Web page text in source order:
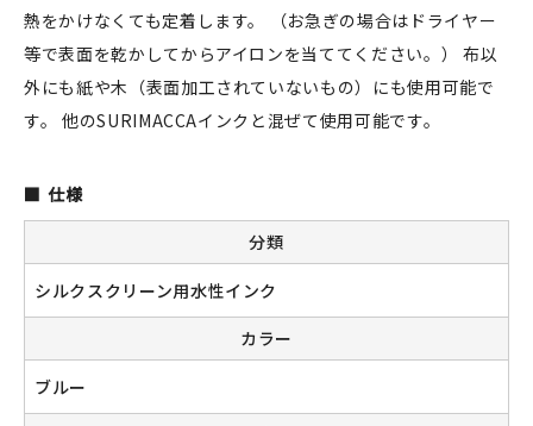
新規会員登録
カートを見る
お買い物ガイド
よくある質問
熱をかけなくても定着します。 （お急ぎの場合はドライヤー
等で表面を乾かしてからアイロンを当ててください。） 布以
外にも紙や木（表面加工されていないもの）にも使用可能で
す。 他のSURIMACCAインクと混ぜて使用可能です。
仕様
分類
シルクスクリーン用水性インク
カラー
ブルー